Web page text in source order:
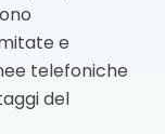
e
telefoniche
del